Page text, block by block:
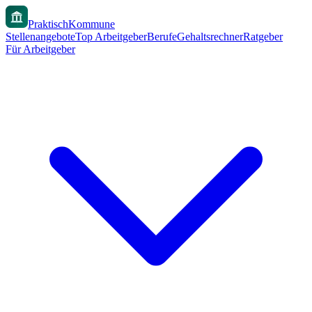
PraktischKommune
StellenangeboteTop ArbeitgeberBerufeGehaltsrechnerRatgeber
Für Arbeitgeber